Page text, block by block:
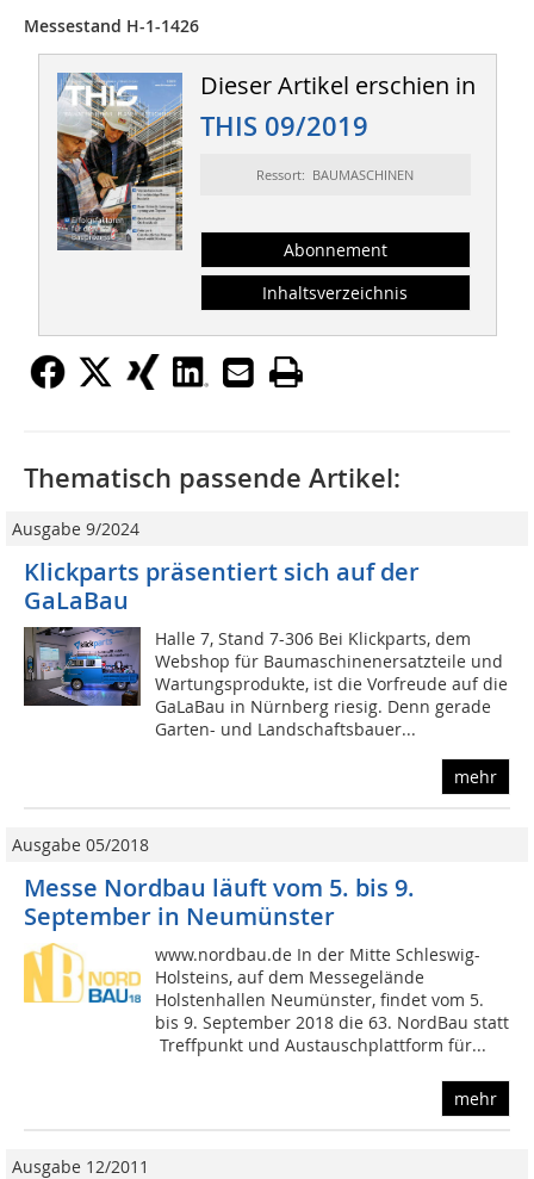
Messestand H-1-1426
Dieser Artikel erschien in
THIS 09/2019
Ressort: BAUMASCHINEN
Abonnement
Inhaltsverzeichnis
Thematisch passende Artikel:
Ausgabe 9/2024
Klickparts präsentiert sich auf der
GaLaBau
Halle 7, Stand 7-306 Bei Klickparts, dem
Webshop für Baumaschinenersatzteile und
Wartungsprodukte, ist die Vorfreude auf die
GaLaBau in Nürnberg riesig. Denn gerade
Garten- und Landschaftsbauer...
mehr
Ausgabe 05/2018
Messe Nordbau läuft vom 5. bis 9.
September in Neumünster
www.nordbau.de In der Mitte Schleswig-
Holsteins, auf dem Messegelände
Holstenhallen Neumünster, findet vom 5.
bis 9. September 2018 die 63. NordBau statt
 Treffpunkt und Austauschplattform für...
mehr
Ausgabe 12/2011